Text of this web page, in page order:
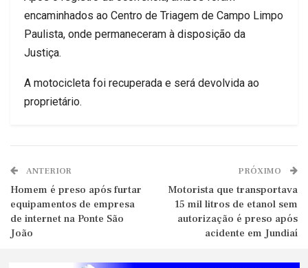
encaminhados ao Centro de Triagem de Campo Limpo
Paulista, onde permaneceram à disposição da
Justiça.
A motocicleta foi recuperada e será devolvida ao
proprietário.
ANTERIOR
Homem é preso após furtar
equipamentos de empresa
de internet na Ponte São
João
PRÓXIMO
Motorista que transportava
15 mil litros de etanol sem
autorização é preso após
acidente em Jundiaí